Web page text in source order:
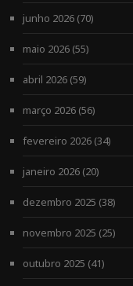
junho 2026(70)
maio 2026(55)
abril 2026(59)
março 2026(56)
fevereiro 2026(34)
janeiro 2026(20)
dezembro 2025 (38)
novembro 2025 (25)
outubro 2025 (41)